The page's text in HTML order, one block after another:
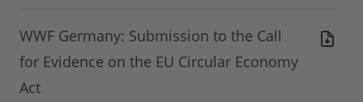
WWF Germany: Submission to the Call
for Evidence on the EU Circular Economy
Act